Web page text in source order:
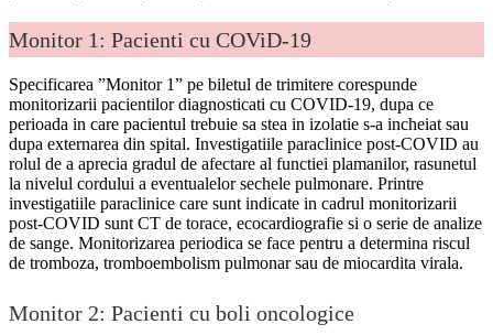
Monitor 1: Pacienti cu COViD-19
Specificarea ”Monitor 1” pe biletul de trimitere corespunde
monitorizarii pacientilor diagnosticati cu COVID-19, dupa ce
perioada in care pacientul trebuie sa stea in izolatie s-a incheiat sau
dupa externarea din spital. Investigatiile paraclinice post-COVID au
rolul de a aprecia gradul de afectare al functiei plamanilor, rasunetul
la nivelul cordului a eventualelor sechele pulmonare. Printre
investigatiile paraclinice care sunt indicate in cadrul monitorizarii
post-COVID sunt CT de torace, ecocardiografie si o serie de analize
de sange. Monitorizarea periodica se face pentru a determina riscul
de tromboza, tromboembolism pulmonar sau de miocardita virala.
Monitor 2: Pacienti cu boli oncologice